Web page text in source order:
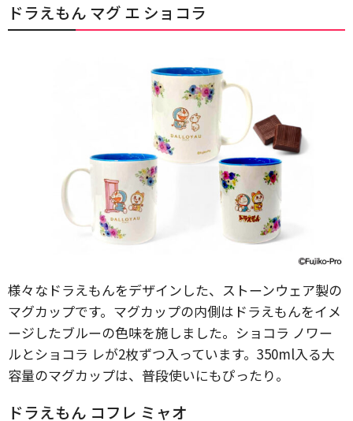
ドラえもん マグ エ ショコラ
様々なドラえもんをデザインした、ストーンウェア製の
マグカップです。マグカップの内側はドラえもんをイメ
ージしたブルーの色味を施しました。ショコラ ノワー
ルとショコラ レが2枚ずつ入っています。350ml入る大
容量のマグカップは、普段使いにもぴったり。
ドラえもん コフレ ミャオ